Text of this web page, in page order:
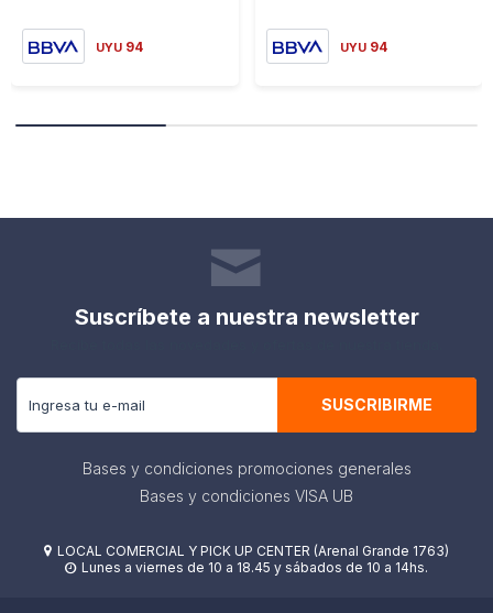
UYU 94 UYU 94
Suscríbete a nuestra newsletter
SUSCRIBIRME
Bases y condiciones promociones generales
Bases y condiciones VISA UB
 LOCAL COMERCIAL Y PICK UP CENTER (Arenal Grande 1763)
 Lunes a viernes de 10 a 18.45 y sábados de 10 a 14hs.